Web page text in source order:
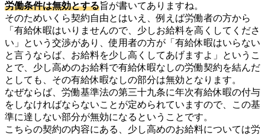
労働条件は無効とする旨が書いてありますね。
そのためいくら契約自由とはいえ、例えば労働者の方から
「有給休暇はいりませんので、少しお給料を高くしてくださ
い」という交渉があり、使用者の方が「有給休暇はいらない
と言うならば、お給料を少し高くしてあげますよ」というこ
とで、少し高めのお給料で有給休暇なしの労働契約を結んだ
としても、その有給休暇なしの部分は無効となります。
なぜならば、労働基準法の第三十九条に年次有給休暇の付与
をしなければならないことが定められていますので、この基
準に達しない部分が無効になるということです。
こちらの契約の内容にある、少し高めのお給料については労